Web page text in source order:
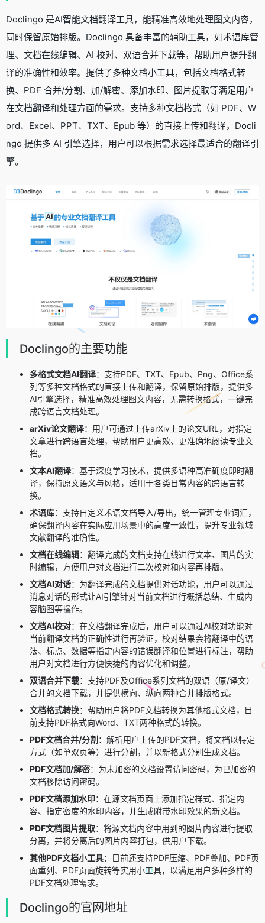
Doclingo 是AI智能文档翻译工具，能精准高效地处理图文内容，
同时保留原始排版。Doclingo 具备丰富的辅助工具，如术语库管
理、文档在线编辑、AI 校对、双语合并下载等，帮助用户提升翻
译的准确性和效率。提供了多种文档小工具，包括文档格式转
换、PDF 合并/分割、加/解密、添加水印、图片提取等满足用户
在文档翻译和处理方面的需求。支持多种文档格式（如 PDF、W
ord、Excel、PPT、TXT、Epub 等）的直接上传和翻译，Docli
ngo 提供多 AI 引擎选择，用户可以根据需求选择最适合的翻译引
擎。
Doclingo的主要功能
多格式文档AI翻译：支持PDF、TXT、Epub、Png、Office系
列等多种文档格式的直接上传和翻译，保留原始排版，提供多
AI引擎选择，精准高效处理图文内容，无需转换格式，一键完
成跨语言文档处理。
arXiv论文翻译：用户可通过上传arXiv上的论文URL，对指定
文章进行跨语言处理，帮助用户更高效、更准确地阅读专业文
档。
文本AI翻译：基于深度学习技术，提供多语种高准确度即时翻
译，保持原文语义与风格，适用于各类日常内容的跨语言转
换。
术语库：支持自定义术语文档导入/导出，统一管理专业词汇，
确保翻译内容在实际应用场景中的高度一致性，提升专业领域
文献翻译的准确性。
文档在线编辑：翻译完成的文档支持在线进行文本、图片的实
时编辑，方便用户对文档进行二次校对和内容再排版。
文档AI对话：为翻译完成的文档提供对话功能，用户可以通过
消息对话的形式让AI引擎针对当前文档进行概括总结、生成内
容脑图等操作。
文档AI校对：在文档翻译完成后，用户可以通过AI校对功能对
当前翻译文档的正确性进行再验证，校对结果会将翻译中的语
法、标点、数据等指定内容的错误翻译和位置进行标注，帮助
用户对文档进行方便快捷的内容优化和调整。
双语合并下载：支持PDF及Office系列文档的双语（原/译文）
合并的文档下载，并提供横向、纵向两种合并排版格式。
文档格式转换：帮助用户将PDF文档转换为其他格式文档，目
前支持PDF格式向Word、TXT两种格式的转换。
PDF文档合并/分割 ：解析用户上传的PDF文档，将文档以特定
方式（如单双页等）进行分割，并以新格式分别生成文档。
PDF文档加/解密：为未加密的文档设置访问密码，为已加密的
文档移除访问密码。
PDF文档添加水印：在源文档页面上添加指定样式、指定内
容、指定密度的水印内容，并生成附带水印效果的新文档。
PDF文档图片提取：将源文档内容中用到的图片内容进行提取
分离，并将分离后的图片内容打包，供用户下载。
其他PDF文档小工具：目前还支持PDF压缩、PDF叠加、PDF页
面重列、PDF页面旋转等实用小工具，以满足用户多种多样的
PDF文档处理需求。
Doclingo的官网地址